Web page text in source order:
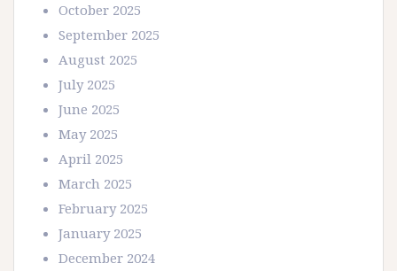
October 2025
September 2025
August 2025
July 2025
June 2025
May 2025
April 2025
March 2025
February 2025
January 2025
December 2024